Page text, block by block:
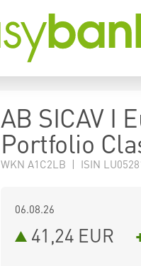
AB SICAV I
Portfolio
WKN A1C2LB | ISIN
06.08.26
41,24 EUR